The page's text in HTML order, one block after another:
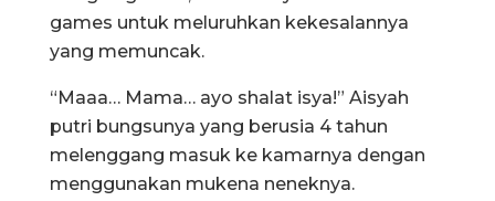
games untuk meluruhkan kekesalannya
yang memuncak.
“Maaa… Mama… ayo shalat isya!” Aisyah
putri bungsunya yang berusia 4 tahun
melenggang masuk ke kamarnya dengan
menggunakan mukena neneknya.